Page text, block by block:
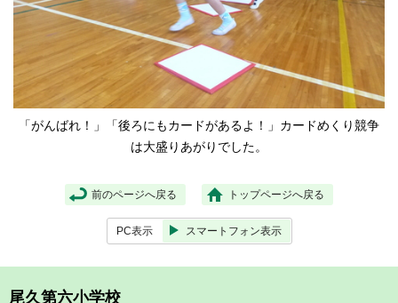
「がんばれ！」「後ろにもカードがあるよ！」カードめくり競争
は大盛りあがりでした。
前のページへ戻る トップページへ戻る
PC表示 スマートフォン表示
尾久第六小学校